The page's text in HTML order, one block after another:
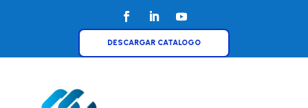
DESCARGAR CATALOGO